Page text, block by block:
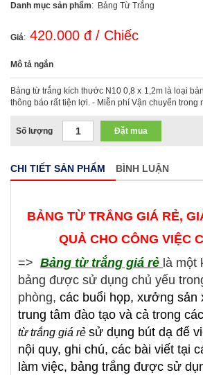
Danh mục sản phẩm: Bảng Từ Trắng
Giá: 420.000 đ / Chiếc
Mô tả ngắn
Bảng từ trắng kích thước N10 0,8 x 1,2m là loại
thông báo rất tiện lợi. - Miễn phí Vận chuyển trong
Số lượng Đặt mua
CHI TIẾT SẢN PHẨM BÌNH LUẬN
BẢNG TỪ TRẮNG GIÁ RẺ,
QUẢ CHO CÔNG VIỆC
=> Bảng từ trắng giá rẻ là một
bảng được sử dụng chủ yếu
phòng, các buổi họp, xưởng sản
trung tâm đào tạo và cả trong
từ trắng giá rẻ sử dụng bút dạ để
nội quy, ghi chú, các bài viết tại
làm việc, bảng trắng được sử